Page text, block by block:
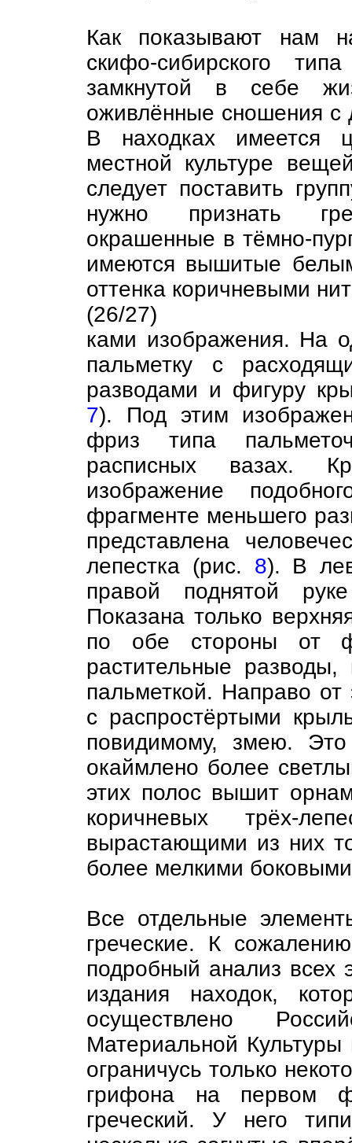
Как показывают нам
скифо-сибирского
замкнутой в себе
оживлённые сношения с
В находках имеется
местной культуре
следует поставить
нужно признать
окрашенные в тёмно-
имеются вышитые
оттенка коричневыми
(26/27)
ками изображения. На
пальметку с
разводами и фигуру
7). Под этим
фриз типа
расписных вазах.
изображение
фрагменте меньшего
представлена
лепестка (рис. 8). В
правой поднятой
Показана только
по обе стороны от
растительные
пальметкой. Направо
с распростёртыми
повидимому, змею.
окаймлено более
этих полос вышит
коричневых трёх-
вырастающими из них
более мелкими
Все отдельные
греческие. К
подробный анализ всех
издания находок,
осуществлено
Материальной
ограничусь только
грифона на первом
греческий. У него